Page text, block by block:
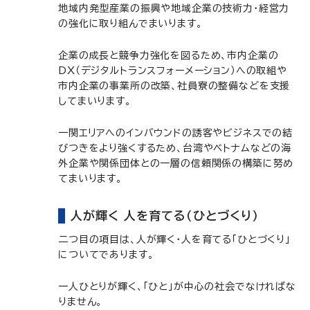
地域内発型産業の振興や地域企業の技術力・経営力
の強化に取り組んでまいります。
企業の成長と競争力強化を図るため、市内企業の
DX（デジタルトランスフォーメーション）への取組や
市内企業の事業所の改築、社員寮の整備などを支援
してまいります。
一関エリアへのインバウンドの誘客やビジネスでの結
びつきをより強くするため、台湾やベトナムなどの海
外企業や関係団体との一層の信頼関係の構築に努め
てまいります。
人が輝く 人を育てる（ひとづくり）
二つ目の項目は、人が輝く・人を育てる「ひとづくり」
についてであります。
一人ひとりが輝く、「ひと」が中心の社会でなければな
りません。